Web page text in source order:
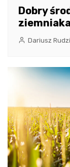
Dobry
Dariusz